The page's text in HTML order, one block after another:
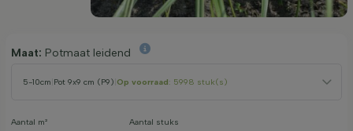
Maat: Potmaat leidend
5-10cm Pot 9x9 cm (P9) Op voorraad: 5998 stuk(s)
Aantal m² Aantal stuks